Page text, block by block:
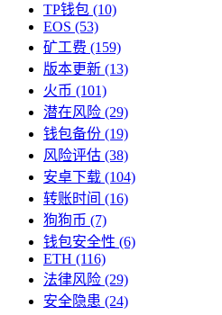
TP钱包 (10)
EOS (53)
矿工费 (159)
版本更新 (13)
火币 (101)
潜在风险 (29)
钱包备份 (19)
风险评估 (38)
安卓下载 (104)
转账时间 (16)
狗狗币 (7)
钱包安全性 (6)
ETH (116)
法律风险 (29)
安全隐患 (24)